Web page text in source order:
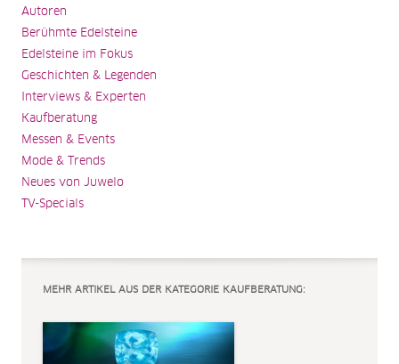
Autoren
Berühmte Edelsteine
Edelsteine im Fokus
Geschichten & Legenden
Interviews & Experten
Kaufberatung
Messen & Events
Mode & Trends
Neues von Juwelo
TV-Specials
MEHR ARTIKEL AUS DER KATEGORIE KAUFBERATUNG: